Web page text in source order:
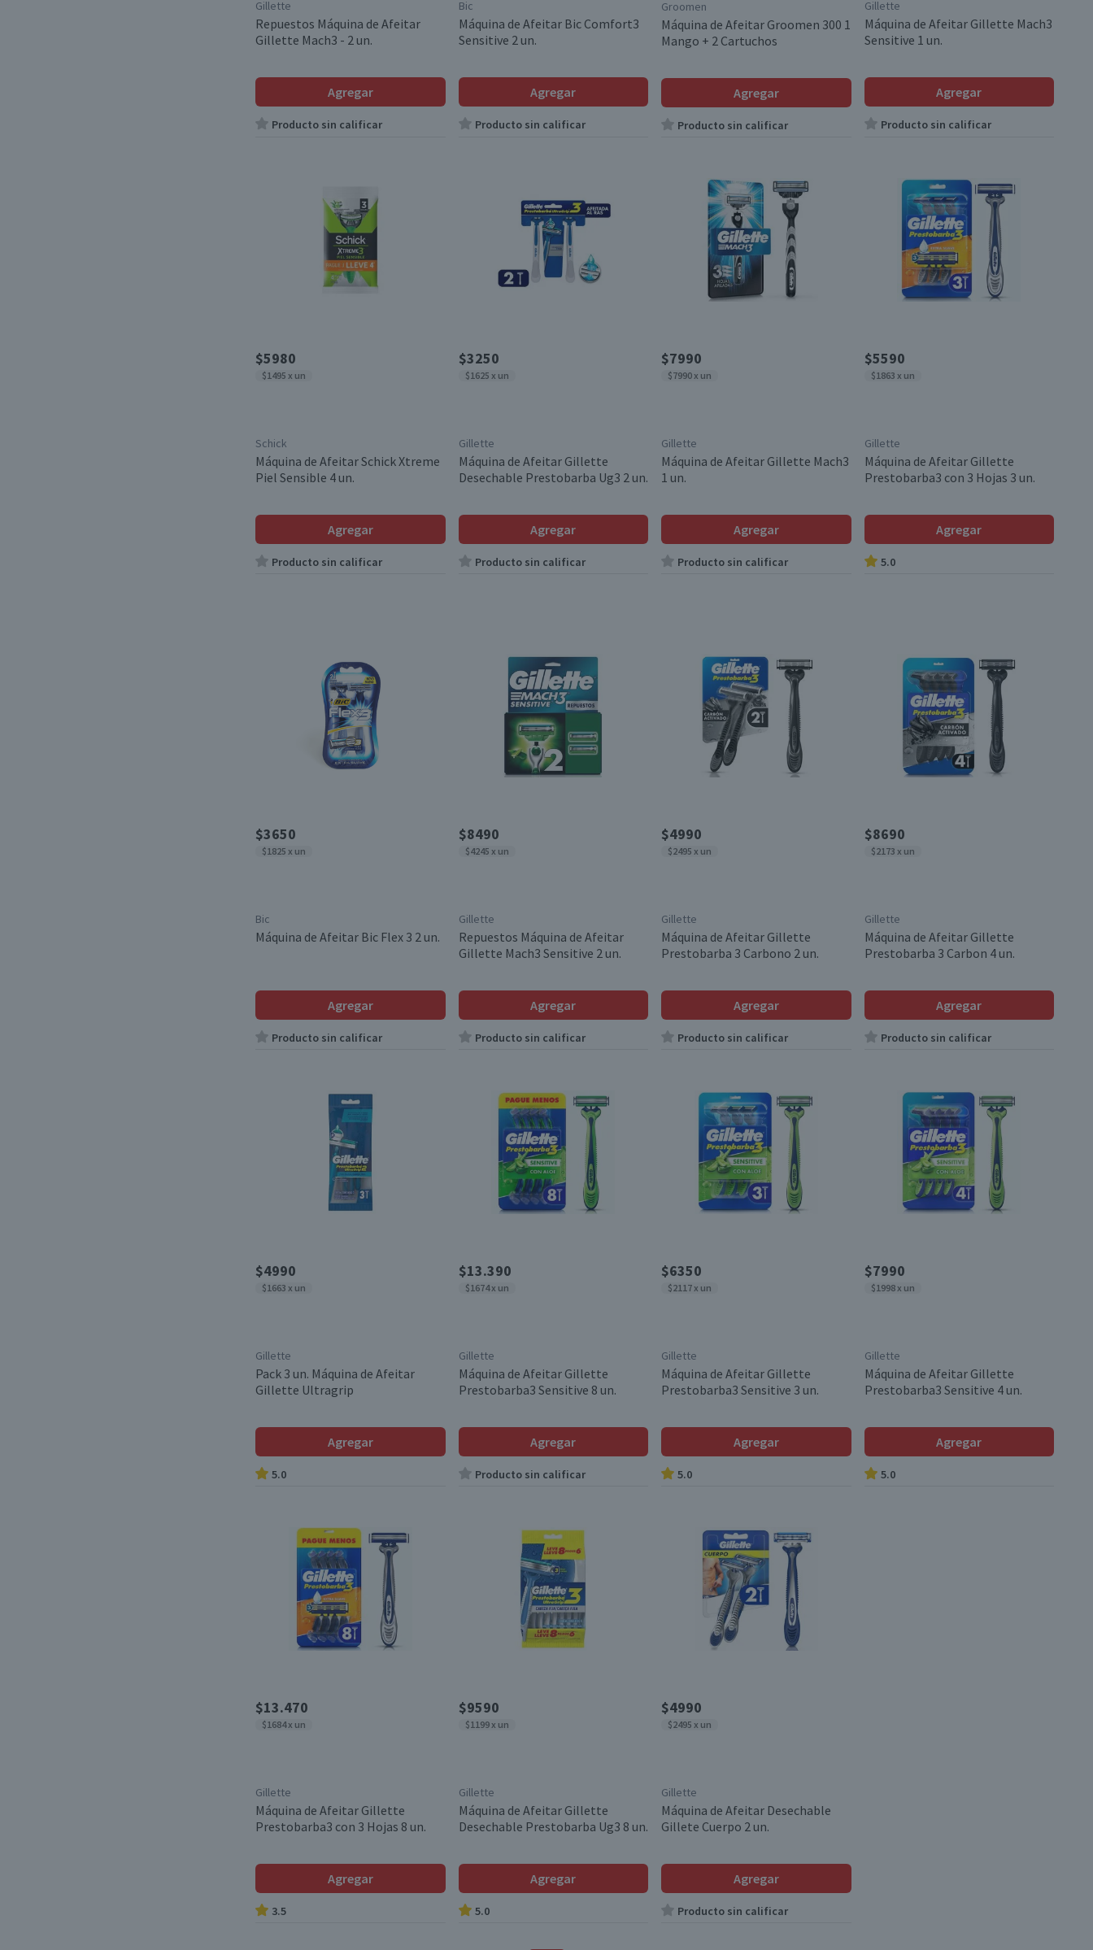
Gillette
Repuestos Máquina de Afeitar
Gillette Mach3 - 2 un.
Agregar
Producto sin calificar
Bic
Máquina de Afeitar Bic Comfort3
Sensitive 2 un.
Agregar
Producto sin calificar
Groomen
Máquina de Afeitar Groomen 300 1
Mango + 2 Cartuchos
Agregar
Producto sin calificar
Gillette
Máquina de Afeitar Gillette Mach3
Sensitive 1 un.
Agregar
Producto sin calificar
$5980
$1495 x un
Schick
Máquina de Afeitar Schick Xtreme
Piel Sensible 4 un.
Agregar
Producto sin calificar
$3250
$1625 x un
Gillette
Máquina de Afeitar Gillette
Desechable Prestobarba Ug3 2 un.
Agregar
Producto sin calificar
$7990
$7990 x un
Gillette
Máquina de Afeitar Gillette Mach3
1 un.
Agregar
Producto sin calificar
$5590
$1863 x un
Gillette
Máquina de Afeitar Gillette
Prestobarba3 con 3 Hojas 3 un.
Agregar
5.0
$3650
$1825 x un
Bic
Máquina de Afeitar Bic Flex 3 2 un.
Agregar
Producto sin calificar
$8490
$4245 x un
Gillette
Repuestos Máquina de Afeitar
Gillette Mach3 Sensitive 2 un.
Agregar
Producto sin calificar
$4990
$2495 x un
Gillette
Máquina de Afeitar Gillette
Prestobarba 3 Carbono 2 un.
Agregar
Producto sin calificar
$8690
$2173 x un
Gillette
Máquina de Afeitar Gillette
Prestobarba 3 Carbon 4 un.
Agregar
Producto sin calificar
$4990
$1663 x un
Gillette
Pack 3 un. Máquina de Afeitar
Gillette Ultragrip
Agregar
5.0
$13.390
$1674 x un
Gillette
Máquina de Afeitar Gillette
Prestobarba3 Sensitive 8 un.
Agregar
Producto sin calificar
$6350
$2117 x un
Gillette
Máquina de Afeitar Gillette
Prestobarba3 Sensitive 3 un.
Agregar
5.0
$7990
$1998 x un
Gillette
Máquina de Afeitar Gillette
Prestobarba3 Sensitive 4 un.
Agregar
5.0
$13.470
$1684 x un
Gillette
Máquina de Afeitar Gillette
Prestobarba3 con 3 Hojas 8 un.
Agregar
3.5
$9590
$1199 x un
Gillette
Máquina de Afeitar Gillette
Desechable Prestobarba Ug3 8 un.
Agregar
5.0
$4990
$2495 x un
Gillette
Máquina de Afeitar Desechable
Gillete Cuerpo 2 un.
Agregar
Producto sin calificar